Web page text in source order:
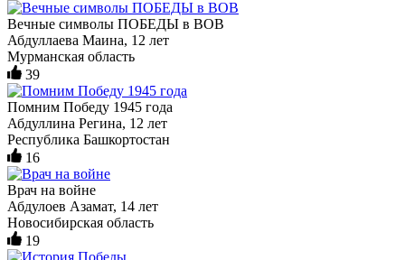
Вечные символы ПОБЕДЫ в ВОВ
Абдуллаева Маина, 12 лет
Мурманская область
39
Помним Победу 1945 года
Абдуллина Регина, 12 лет
Республика Башкортостан
16
Врач на войне
Абдулоев Азамат, 14 лет
Новосибирская область
19